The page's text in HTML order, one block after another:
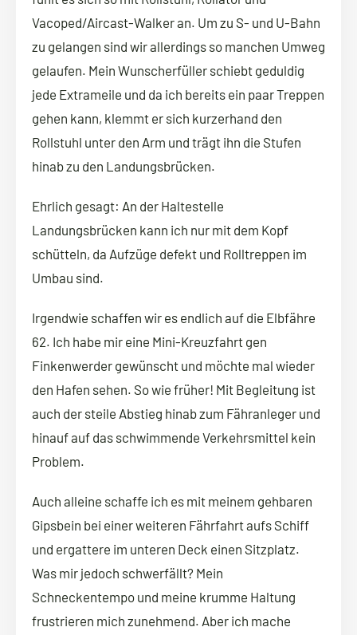
Vacoped/Aircast-Walker an. Um zu S- und U-Bahn
zu gelangen sind wir allerdings so manchen Umweg
gelaufen. Mein Wunscherfüller schiebt geduldig
jede Extrameile und da ich bereits ein paar Treppen
gehen kann, klemmt er sich kurzerhand den
Rollstuhl unter den Arm und trägt ihn die Stufen
hinab zu den Landungsbrücken.
Ehrlich gesagt: An der Haltestelle
Landungsbrücken kann ich nur mit dem Kopf
schütteln, da Aufzüge defekt und Rolltreppen im
Umbau sind.
Irgendwie schaffen wir es endlich auf die Elbfähre
62. Ich habe mir eine Mini-Kreuzfahrt gen
Finkenwerder gewünscht und möchte mal wieder
den Hafen sehen. So wie früher! Mit Begleitung ist
auch der steile Abstieg hinab zum Fähranleger und
hinauf auf das schwimmende Verkehrsmittel kein
Problem.
Auch alleine schaffe ich es mit meinem gehbaren
Gipsbein bei einer weiteren Fährfahrt aufs Schiff
und ergattere im unteren Deck einen Sitzplatz.
Was mir jedoch schwerfällt? Mein
Schneckentempo und meine krumme Haltung
frustrieren mich zunehmend. Aber ich mache